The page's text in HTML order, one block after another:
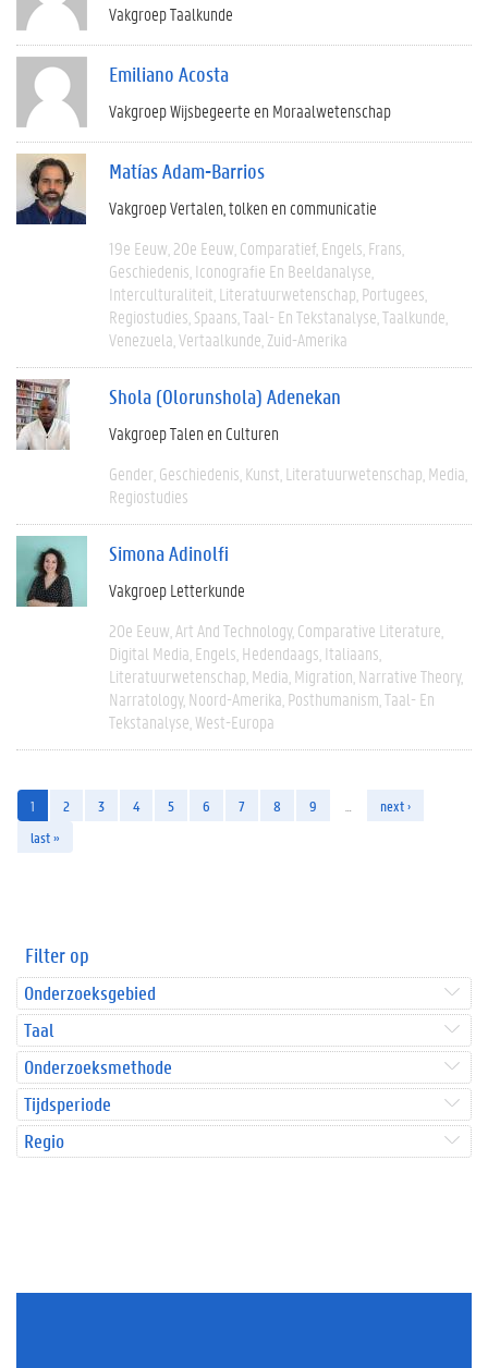
Vakgroep Taalkunde
Emiliano Acosta
Vakgroep Wijsbegeerte en Moraalwetenschap
Matías Adam-Barrios
Vakgroep Vertalen, tolken en communicatie
19e Eeuw 20e Eeuw Comparatief Engels Frans
Geschiedenis Iconografie En Beeldanalyse
Interculturaliteit Literatuurwetenschap Portugees
Regiostudies Spaans Taal- En Tekstanalyse Taalkunde
Venezuela Vertaalkunde Zuid-Amerika
Shola (Olorunshola) Adenekan
Vakgroep Talen en Culturen
Gender Geschiedenis Kunst Literatuurwetenschap Media
Regiostudies
Simona Adinolfi
Vakgroep Letterkunde
20e Eeuw Art And Technology Comparative Literature
Digital Media Engels Hedendaags Italiaans
Literatuurwetenschap Media Migration Narrative Theory
Narratology Noord-Amerika Posthumanism Taal- En
Tekstanalyse West-Europa
1 2 3 4 5 6 7 8 9
next ›
last »
Filter op
Onderzoeksgebied
Taal
Onderzoeksmethode
Tijdsperiode
Regio